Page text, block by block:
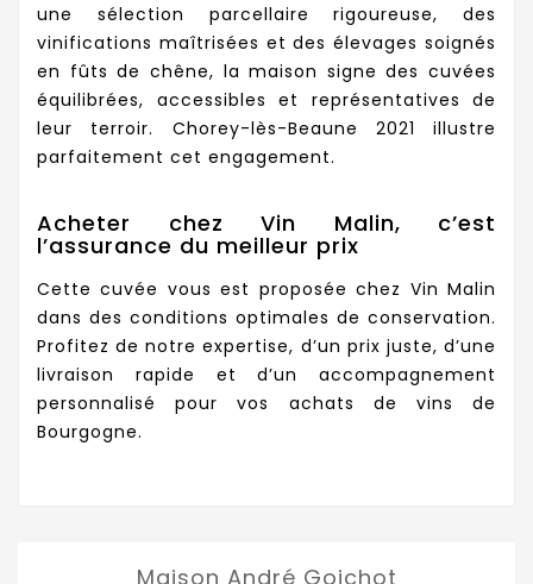
une sélection parcellaire rigoureuse, des
vinifications maîtrisées et des élevages soignés
en fûts de chêne, la maison signe des cuvées
équilibrées, accessibles et représentatives de
leur terroir. Chorey-lès-Beaune 2021 illustre
parfaitement cet engagement.
Acheter chez Vin Malin, c’est
l’assurance du meilleur prix
Cette cuvée vous est proposée chez Vin Malin
dans des conditions optimales de conservation.
Profitez de notre expertise, d’un prix juste, d’une
livraison rapide et d’un accompagnement
personnalisé pour vos achats de vins de
Bourgogne.
Maison André Goichot